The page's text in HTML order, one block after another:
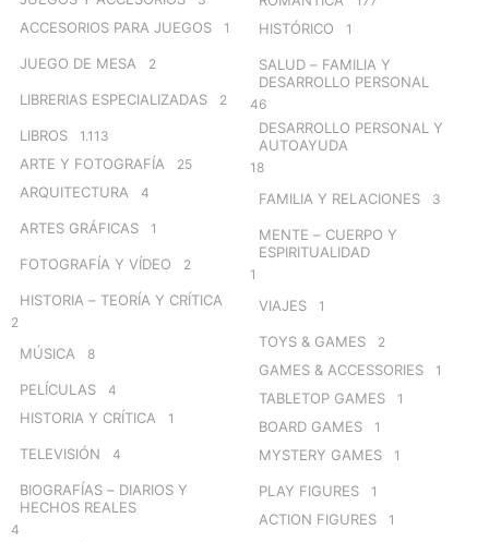
ACCESORIOS PARA JUEGOS 1
JUEGO DE MESA 2
LIBRERIAS ESPECIALIZADAS 2
LIBROS 1.113
ARTE Y FOTOGRAFÍA 25
ARQUITECTURA 4
ARTES GRÁFICAS 1
FOTOGRAFÍA Y VÍDEO 2
HISTORIA – TEORÍA Y CRÍTICA
2
MÚSICA 8
PELÍCULAS 4
HISTORIA Y CRÍTICA 1
TELEVISIÓN 4
BIOGRAFÍAS – DIARIOS Y
HECHOS REALES
4
HISTÓRICO 1
SALUD – FAMILIA Y
DESARROLLO PERSONAL
46
DESARROLLO PERSONAL Y
AUTOAYUDA
18
FAMILIA Y RELACIONES 3
MENTE – CUERPO Y
ESPIRITUALIDAD
1
VIAJES 1
TOYS & GAMES 2
GAMES & ACCESSORIES 1
TABLETOP GAMES 1
BOARD GAMES 1
MYSTERY GAMES 1
PLAY FIGURES 1
ACTION FIGURES 1